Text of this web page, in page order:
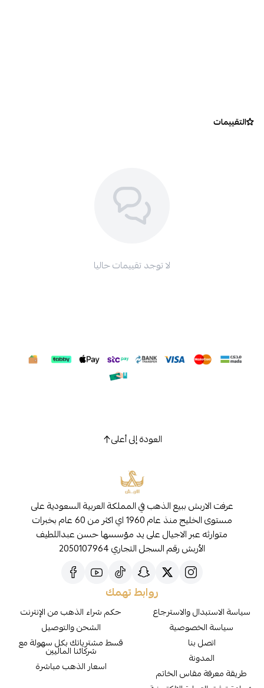
التقييمات
لا توجد تقييمات حاليا
العودة إلى أعلى
عرفت الاربش ببيع الذهب في المملكة العربية السعودية على
مستوى الخليج منذ عام 1960 اي اكثر من 60 عام بخبرات
متوارثه عبر الاجيال على يد مؤسسها حسن عبداللطيف
الأربش رقم السجل التجاري 2050107964
روابط تهمك
سياسة الاستبدال والاسترجاع
سياسة الخصوصية
اتصل بنا
المدونة
طريقة معرفة مقاس الخاتم
حكم شراء الذهب من الإنترنت
الشحن والتوصيل
قسط مشترياتك بكل سهولة مع
شركائنا الماليين
اسعار الذهب مباشرة